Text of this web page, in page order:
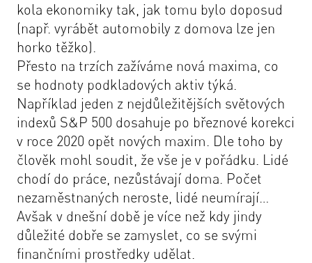
kola ekonomiky tak, jak tomu bylo doposud
(např. vyrábět automobily z domova lze jen
horko těžko).
Přesto na trzích zažíváme nová maxima, co
se hodnoty podkladových aktiv týká.
Například jeden z nejdůležitějších světových
indexů S&P 500 dosahuje po březnové korekci
v roce 2020 opět nových maxim. Dle toho by
člověk mohl soudit, že vše je v pořádku. Lidé
chodí do práce, nezůstávají doma. Počet
nezaměstnaných neroste, lidé neumírají…
Avšak v dnešní době je více než kdy jindy
důležité dobře se zamyslet, co se svými
finančními prostředky udělat.